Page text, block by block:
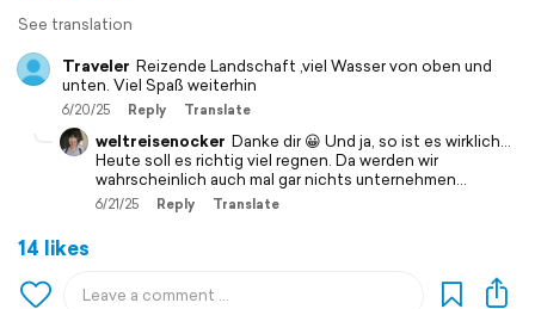
See translation
Traveler Reizende Landschaft ,viel Wasser von oben und
unten. Viel Spaß weiterhin
6/20/25 Reply Translate
weltreisenocker Danke dir 😀 Und ja, so ist es wirklich...
Heute soll es richtig viel regnen. Da werden wir
wahrscheinlich auch mal gar nichts unternehmen...
6/21/25 Reply Translate
14 likes